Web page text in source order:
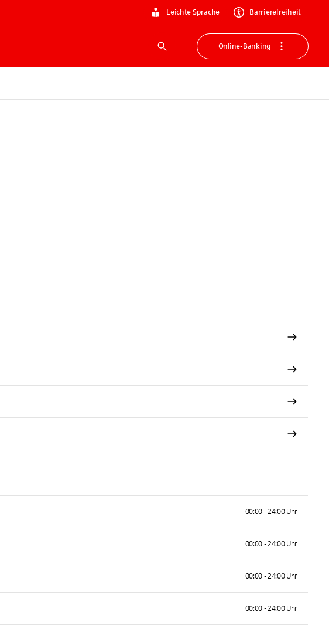
Leichte Sprache Barrierefreiheit
Suche
Online-Banking
00:00 - 24:00 Uhr
00:00 - 24:00 Uhr
00:00 - 24:00 Uhr
00:00 - 24:00 Uhr